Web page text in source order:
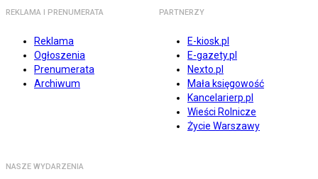
REKLAMA I PRENUMERATA
Reklama
Ogłoszenia
Prenumerata
Archiwum
PARTNERZY
E-kiosk.pl
E-gazety.pl
Nexto.pl
Mała księgowość
Kancelarierp.pl
Wieści Rolnicze
Życie Warszawy
NASZE WYDARZENIA